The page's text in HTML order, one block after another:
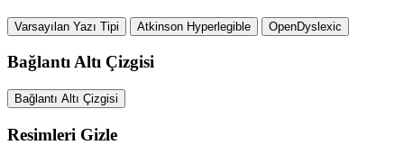
Varsayılan Yazı Tipi Atkinson Hyperlegible OpenDyslexic
Bağlantı Altı Çizgisi
Bağlantı Altı Çizgisi
Resimleri Gizle